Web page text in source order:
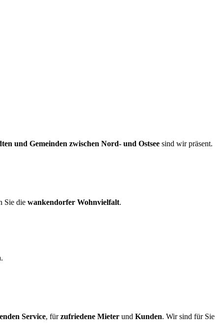
und Gemeinden zwischen Nord- und Ostsee sind wir präsent.
Sie die wankendorfer Wohnvielfalt.
Service, fürzufriedene Mieter und Kunden. Wir sind für Sie